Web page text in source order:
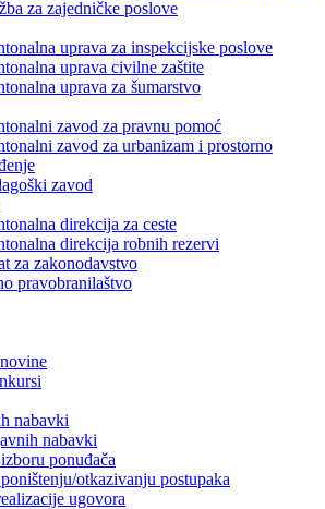
za zajedničke poslove
uprava za inspekcijske poslove
uprava civilne zaštite
uprava za šumarstvo
zavod za pravnu pomoć
zavod za urbanizam i prostorno
zavod
direkcija za ceste
direkcija robnih rezervi
za zakonodavstvo
pravobranilaštvo
nabavki
nabavki
ponuđača
otkazivanju postupaka
ugovora